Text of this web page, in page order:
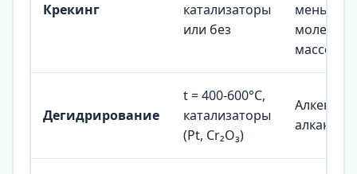
Крекинг
катализаторы
или без
меньшей
массой
Дегидрирование
t = 400-600°C,
катализаторы
(Pt, Cr₂O₃)
Алкены
алканов